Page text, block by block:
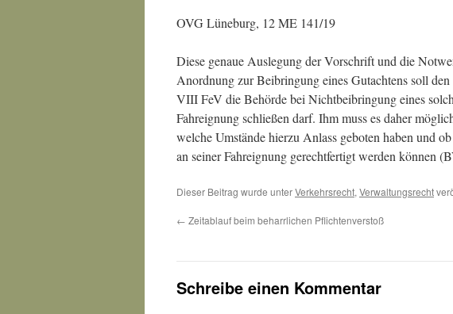
OVG Lüneburg, 12 ME 141/19
Diese genaue Auslegung der Vorschrift und die
Anordnung zur Beibringung eines Gutachtens soll
VIII FeV die Behörde bei Nichtbeibringung eines
Fahreignung schließen darf. Ihm muss es daher
welche Umstände hierzu Anlass geboten haben und
an seiner Fahreignung gerechtfertigt werden können
Dieser Beitrag wurde unterVerkehrsrecht, Verwaltungsrecht
← Zeitablauf beim beharrlichen Pflichtenverstoß
Schreibe einen Kommentar